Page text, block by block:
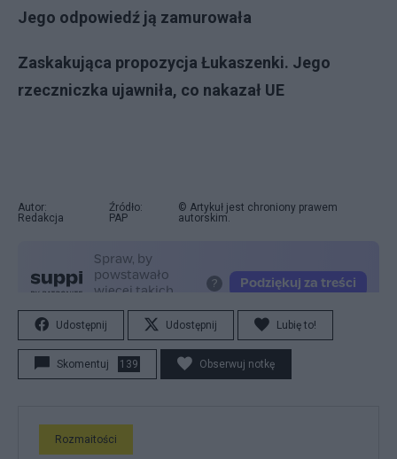
Jego odpowiedź ją zamurowała
Zaskakująca propozycja Łukaszenki. Jego
rzeczniczka ujawniła, co nakazał UE
Autor:
Redakcja
Źródło:
PAP
© Artykuł jest chroniony prawem
autorskim.
Udostępnij Udostępnij Lubię to!
Skomentuj 139 Obserwuj notkę
Rozmaitości